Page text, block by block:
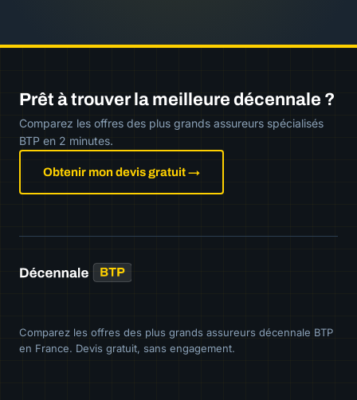
Prêt à trouver la meilleure décennale ?
Comparez les offres des plus grands assureurs spécialisés
BTP en 2 minutes.
Obtenir mon devis gratuit →
Comparez les offres des plus grands assureurs décennale BTP
en France. Devis gratuit, sans engagement.